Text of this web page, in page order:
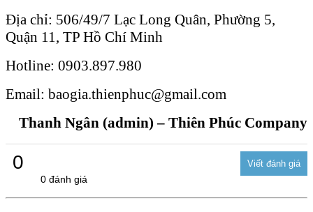
Địa chỉ: 506/49/7 Lạc Long Quân, Phường 5,
Quận 11, TP Hồ Chí Minh
Hotline: 0903.897.980
Email: baogia.thienphuc@gmail.com
Thanh Ngân (admin) – Thiên Phúc Company
0
0 đánh giá